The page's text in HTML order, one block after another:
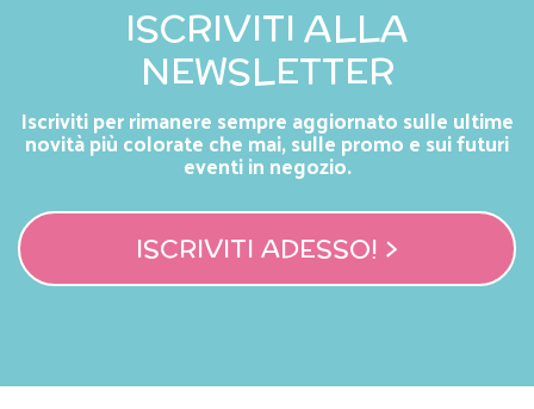
ISCRIVITI ALLA
NEWSLETTER
Iscriviti per rimanere sempre aggiornato sulle ultime
novità più colorate che mai, sulle promo e sui futuri
eventi in negozio.
ISCRIVITI ADESSO! >